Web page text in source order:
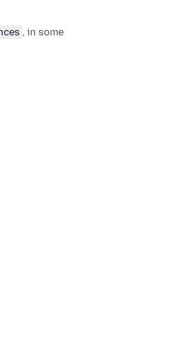
, in some